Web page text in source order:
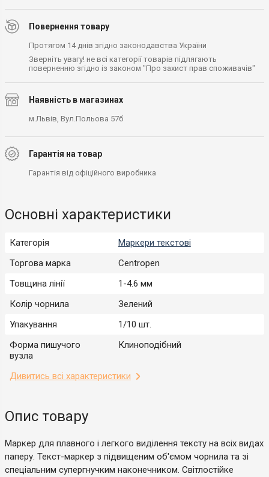
Повернення товару
Протягом 14 днів згідно законодавства України
Зверніть увагу! не всі категорії товарів підлягають
поверненню згідно із законом "Про захист прав споживачів"
Наявність в магазинах
м.Львів, Вул.Польова 57б
Гарантія на товар
Гарантія від офіційного виробника
Основні характеристики
Категорія
Маркери текстові
Торгова марка
Centropen
Товщина лінії
1-4.6 мм
Колір чорнила
Зелений
Упакування
1/10 шт.
Форма пишучого
вузла
Клиноподібний
Дивитись всі характеристики
Опис товару
Маркер для плавного і легкого виділення тексту на всіх видах
паперу. Текст-маркер з підвищеним об'ємом чорнила та зі
спеціальним супергнучким наконечником. Світлостійке